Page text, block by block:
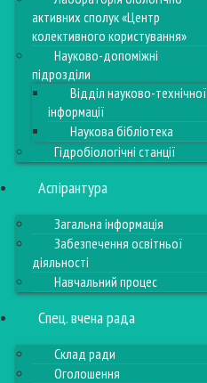
активних сполук «Центр
колективного користування»
Науково-допоміжні
підрозділи
Відділ науково-технічної
інформації
Наукова бібліотека
Гідробіологічні станції
Аспірантура
Загальна інформація
Забезпечення освітньої
діяльності
Навчальний процес
Спец. вчена рада
Склад ради
Оголошення